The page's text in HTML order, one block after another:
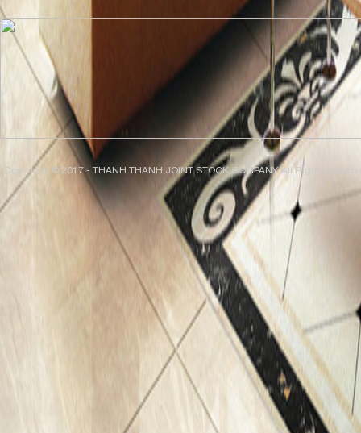
Copyright © 2017 - THANH THANH JOINT STOCK COMPANY. All Rights